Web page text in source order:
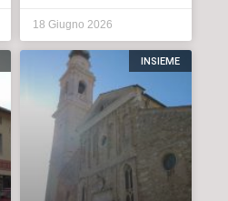
18 Giugno 2026
INSIEME